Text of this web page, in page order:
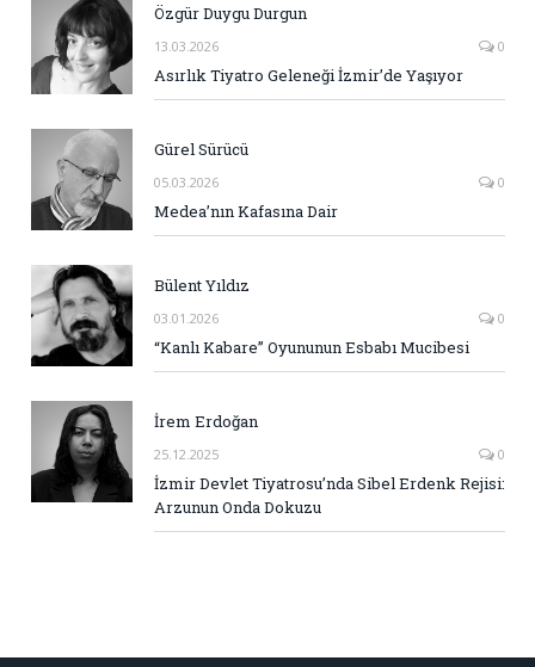
Özgür Duygu Durgun
13.03.2026 0
Asırlık Tiyatro Geleneği İzmir’de Yaşıyor
Gürel Sürücü
05.03.2026 0
Medea’nın Kafasına Dair
Bülent Yıldız
03.01.2026 0
“Kanlı Kabare” Oyununun Esbabı Mucibesi
İrem Erdoğan
25.12.2025 0
İzmir Devlet Tiyatrosu’nda Sibel Erdenk Rejisi:
Arzunun Onda Dokuzu